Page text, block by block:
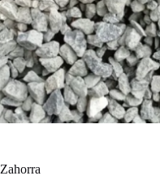
Zahorra